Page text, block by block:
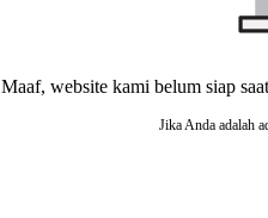
Maaf, website kami belum siap
Jika Anda adalah